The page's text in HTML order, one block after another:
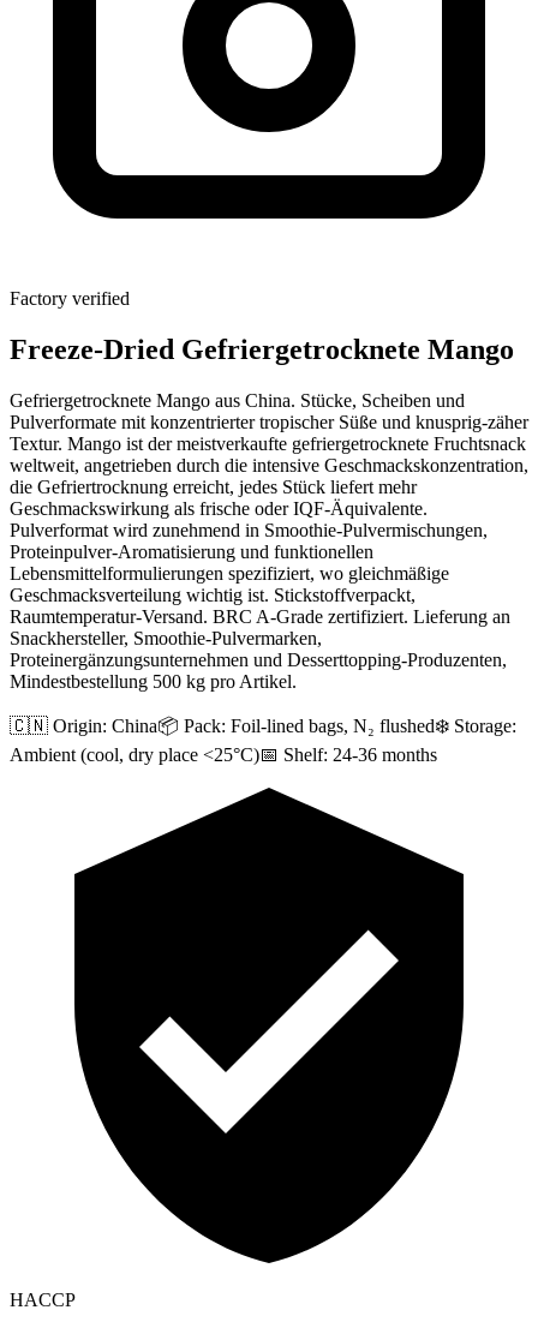
Factory verified
Freeze-Dried Gefriergetrocknete Mango
Gefriergetrocknete Mango aus China. Stücke, Scheiben und
Pulverformate mit konzentrierter tropischer Süße und knusprig-zäher
Textur. Mango ist der meistverkaufte gefriergetrocknete Fruchtsnack
weltweit, angetrieben durch die intensive Geschmackskonzentration,
die Gefriertrocknung erreicht, jedes Stück liefert mehr
Geschmackswirkung als frische oder IQF-Äquivalente.
Pulverformat wird zunehmend in Smoothie-Pulvermischungen,
Proteinpulver-Aromatisierung und funktionellen
Lebensmittelformulierungen spezifiziert, wo gleichmäßige
Geschmacksverteilung wichtig ist. Stickstoffverpackt,
Raumtemperatur-Versand. BRC A-Grade zertifiziert. Lieferung an
Snackhersteller, Smoothie-Pulvermarken,
Proteinergänzungsunternehmen und Desserttopping-Produzenten,
Mindestbestellung 500 kg pro Artikel.
🇨🇳 Origin: China📦 Pack: Foil-lined bags, N₂ flushed❄️ Storage:
Ambient (cool, dry place <25°C)📅 Shelf: 24-36 months
HACCP